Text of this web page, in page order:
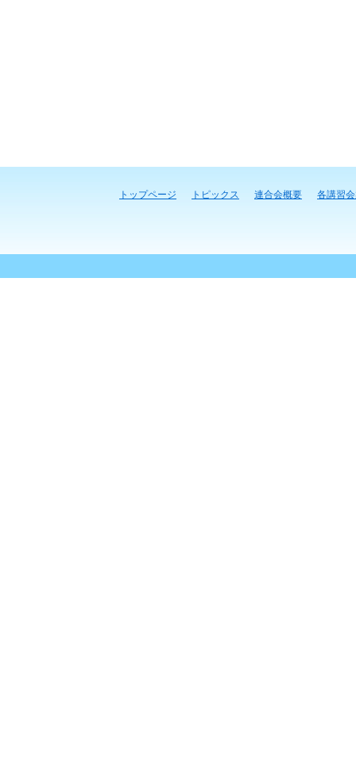
トップページ トピックス 連合会概要 各講習